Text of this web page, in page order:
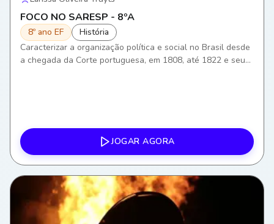
FOCO NO SARESP - 8ºA
8º ano EF
História
Caracterizar a organização política e social no Brasil desde
a chegada da Corte portuguesa, em 1808, até 1822 e seus
JOGAR AGORA